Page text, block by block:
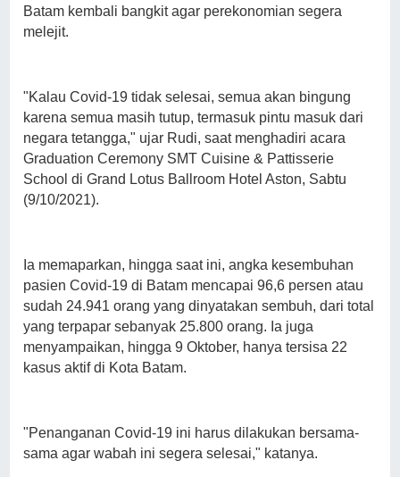
Batam kembali bangkit agar perekonomian segera
melejit.
"Kalau Covid-19 tidak selesai, semua akan bingung
karena semua masih tutup, termasuk pintu masuk dari
negara tetangga," ujar Rudi, saat menghadiri acara
Graduation Ceremony SMT Cuisine & Pattisserie
School di Grand Lotus Ballroom Hotel Aston, Sabtu
(9/10/2021).
Ia memaparkan, hingga saat ini, angka kesembuhan
pasien Covid-19 di Batam mencapai 96,6 persen atau
sudah 24.941 orang yang dinyatakan sembuh, dari total
yang terpapar sebanyak 25.800 orang. Ia juga
menyampaikan, hingga 9 Oktober, hanya tersisa 22
kasus aktif di Kota Batam.
"Penanganan Covid-19 ini harus dilakukan bersama-
sama agar wabah ini segera selesai," katanya.